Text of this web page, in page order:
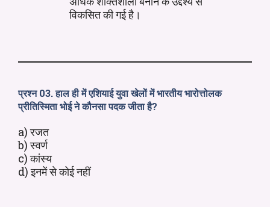
विकसित की गई है।
प्रश्न 03. हाल ही में एशियाई युवा खेलों में भारतीय भारोत्तोलक
प्रीतिस्मिता भोई ने कौनसा पदक जीता है?
a) रजत
b) स्वर्ण
c) कांस्य
d) इनमें से कोई नहीं